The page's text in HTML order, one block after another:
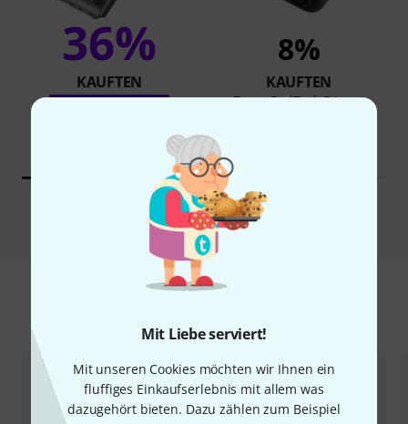
Mit Liebe serviert!
Mit unseren Cookies möchten wir Ihnen ein
fluffiges Einkaufserlebnis mit allem was
dazugehört bieten. Dazu zählen zum Beispiel
36%
KAUFTEN
8%
KAUFTEN
Zoom PodTrak P4next
Vergleichen